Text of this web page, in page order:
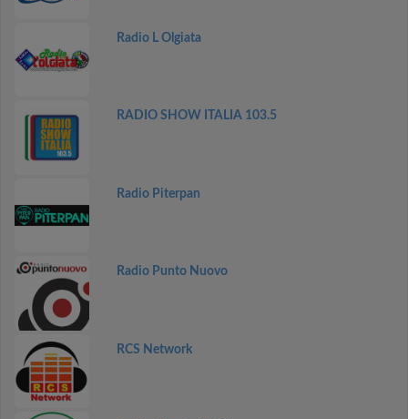
Radio L Olgiata
RADIO SHOW ITALIA 103.5
Radio Piterpan
Radio Punto Nuovo
RCS Network